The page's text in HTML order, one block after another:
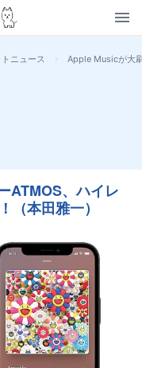
ニュース > Apple Musicが大
ATMOS、ハイレ
（本田雅一）